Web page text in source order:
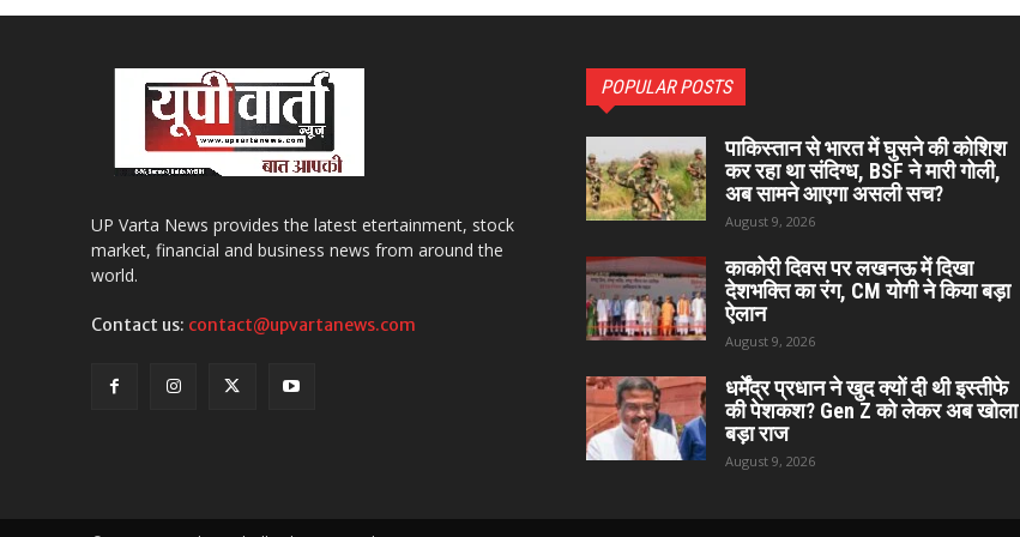
UP Varta News provides the latest etertainment, stock
market, financial and business news from around the
world.
Contact us: contact@upvartanews.com
POPULAR POSTS
पाकिस्तान से भारत में घुसने की कोशिश
कर रहा था संदिग्ध, BSF ने मारी गोली,
अब सामने आएगा असली सच?
August 9, 2026
काकोरी दिवस पर लखनऊ में दिखा
देशभक्ति का रंग, CM योगी ने किया बड़ा
ऐलान
August 9, 2026
धर्मेंद्र प्रधान ने खुद क्यों दी थी इस्तीफे
की पेशकश? Gen Z को लेकर अब खोला
बड़ा राज
August 9, 2026